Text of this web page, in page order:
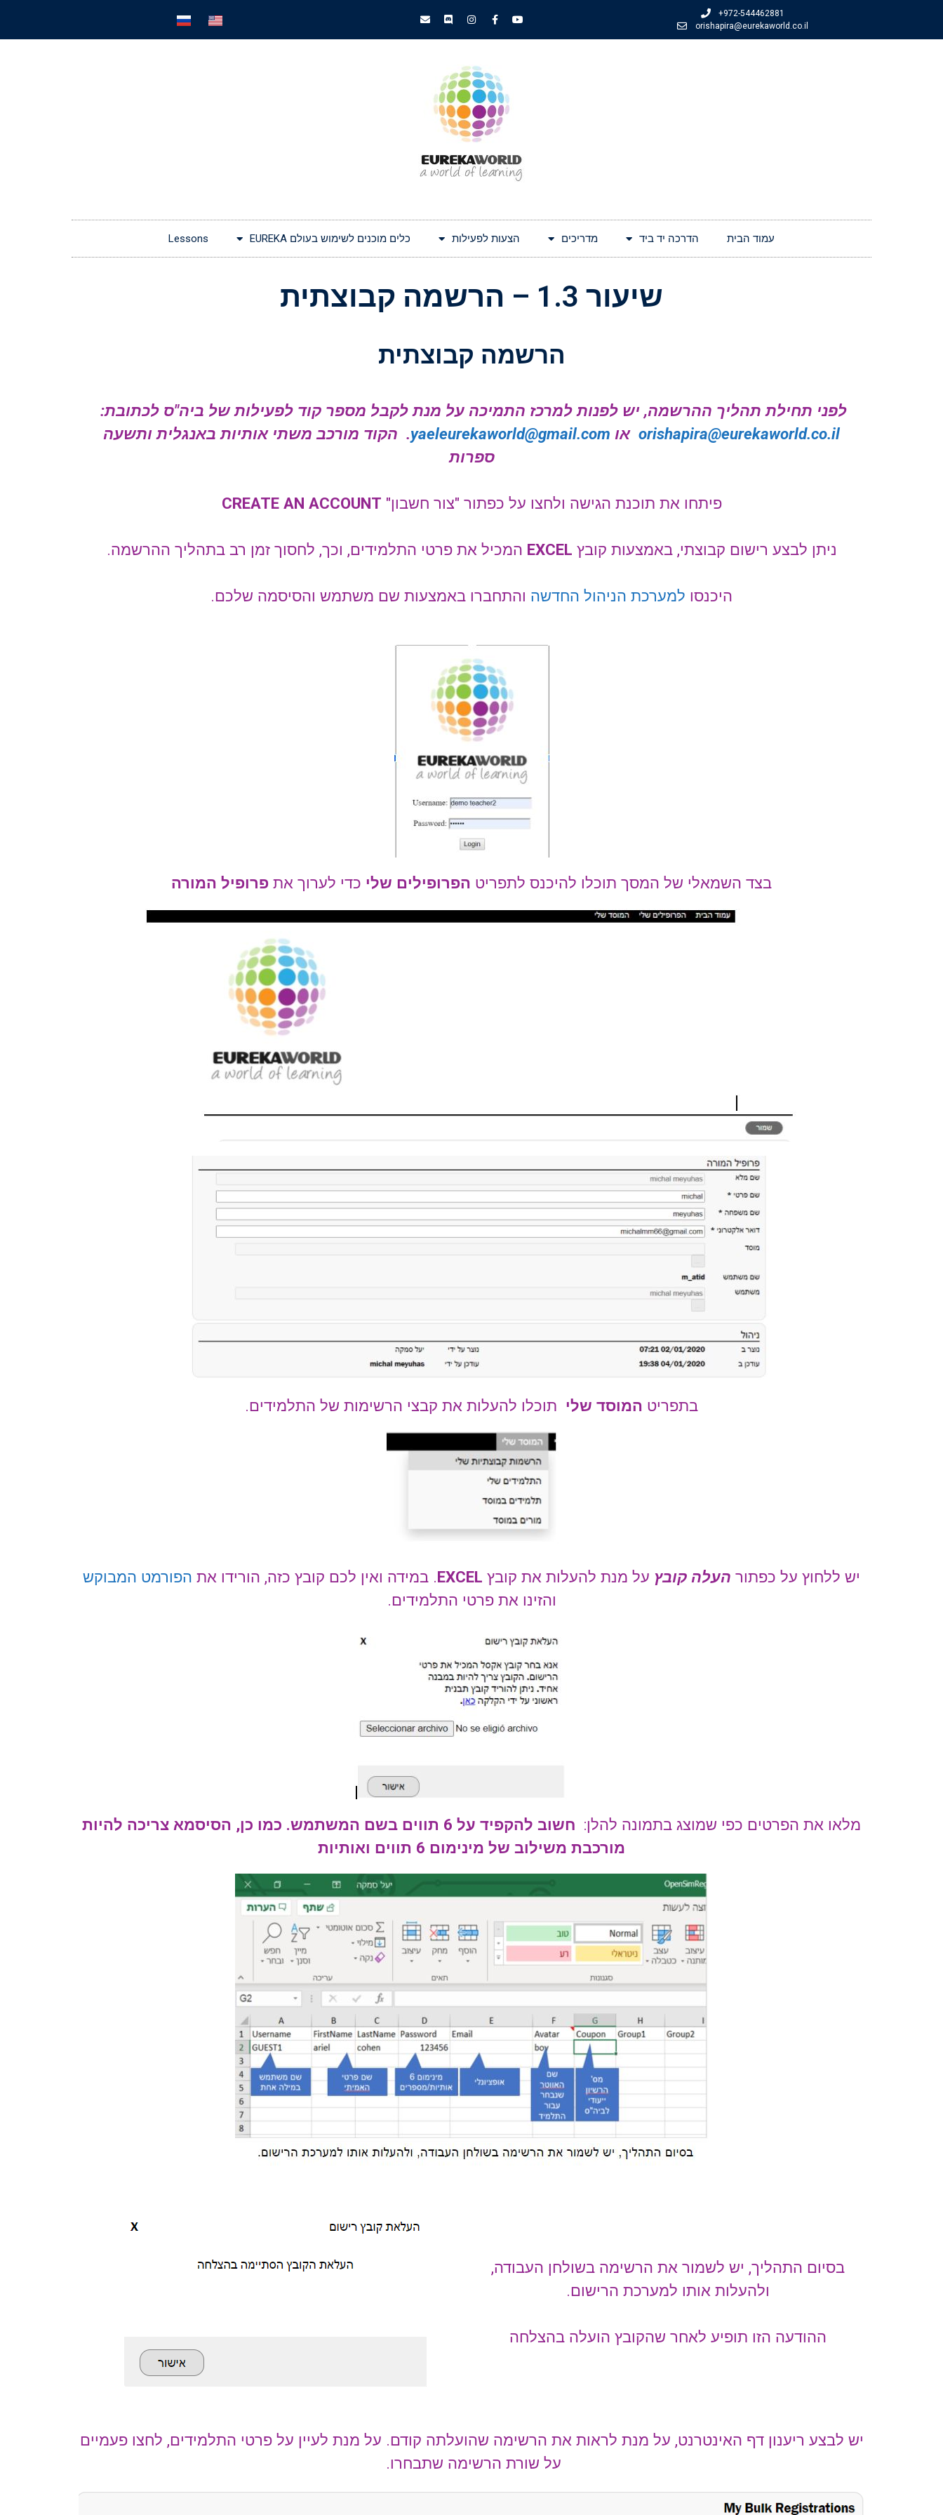
+972-544462881
orishapira@eurekaworld.co.il
עמוד הבית הדרכה יד ביד מדריכים הצעות לפעילות כלים מוכנים לשימוש בעולם EUREKA Lessons
שיעור 1.3 – הרשמה קבוצתית
הרשמה קבוצתית
לפני תחילת תהליך ההרשמה, יש לפנות למרכז התמיכה על מנת לקבל מספר קוד לפעילות של ביה"ס לכתובת:
orishapira@eurekaworld.co.il או yaeleurekaworld@gmail.com. הקוד מורכב משתי אותיות באנגלית ותשעה
ספרות
פיתחו את תוכנת הגישה ולחצו על כפתור "צור חשבון" CREATE AN ACCOUNT
ניתן לבצע רישום קבוצתי, באמצעות קובץ EXCEL המכיל את פרטי התלמידים, וכך, לחסוך זמן רב בתהליך ההרשמה.
היכנסו למערכת הניהול החדשה והתחברו באמצעות שם משתמש והסיסמה שלכם.
בצד השמאלי של המסך תוכלו להיכנס לתפריט הפרופילים שלי כדי לערוך את פרופיל המורה
בתפריט המוסד שלי תוכלו להעלות את קבצי הרשימות של התלמידים.
יש ללחוץ על כפתור העלה קובץ על מנת להעלות את קובץ EXCEL. במידה ואין לכם קובץ כזה, הורידו את הפורמט המבוקש
והזינו את פרטי התלמידים.
מלאו את הפרטים כפי שמוצג בתמונה להלן: חשוב להקפיד על 6 תווים בשם המשתמש. כמו כן, הסיסמא צריכה להיות
מורכבת משילוב של מינימום 6 תווים ואותיות
בסיום התהליך, יש לשמור את הרשימה בשולחן העבודה,
ולהעלות אותו למערכת הרישום.
ההודעה הזו תופיע לאחר שהקובץ הועלה בהצלחה
יש לבצע ריענון דף האינטרנט, על מנת לראות את הרשימה שהועלתה קודם. על מנת לעיין על פרטי התלמידים, לחצו פעמיים
על שורת הרשימה שתבחרו.